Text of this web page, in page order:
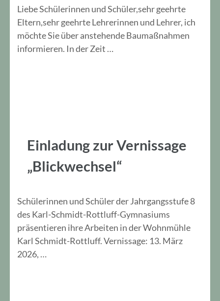
Liebe Schülerinnen und Schüler,sehr geehrte
Eltern,sehr geehrte Lehrerinnen und Lehrer, ich
möchte Sie über anstehende Baumaßnahmen
informieren. In der Zeit …
Einladung zur Vernissage
„Blickwechsel“
Schülerinnen und Schüler der Jahrgangsstufe 8
des Karl-Schmidt-Rottluff-Gymnasiums
präsentieren ihre Arbeiten in der Wohnmühle
Karl Schmidt-Rottluff. Vernissage: 13. März
2026, …